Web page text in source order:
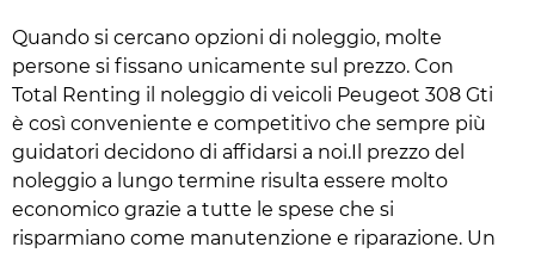
Quando si cercano opzioni di noleggio, molte
persone si fissano unicamente sul prezzo. Con
Total Renting il noleggio di veicoli Peugeot 308 Gti
è così conveniente e competitivo che sempre più
guidatori decidono di affidarsi a noi.Il prezzo del
noleggio a lungo termine risulta essere molto
economico grazie a tutte le spese che si
risparmiano come manutenzione e riparazione. Un